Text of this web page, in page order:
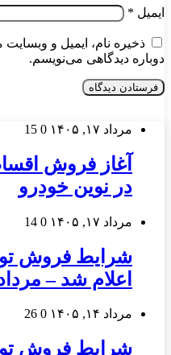
ایمیل *
ذخیره نام، ایمیل و
دوباره دیدگاهی می‌نویسم.
مرداد ۱۷, ۱۴۰۵ 0
15
در نوین خودرو
مرداد ۱۷, ۱۴۰۵ 0
14
اعلام شد – مرداد
مرداد ۱۴, ۱۴۰۵ 0
26